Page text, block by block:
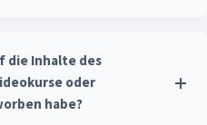
die Inhalte des
oder
habe?